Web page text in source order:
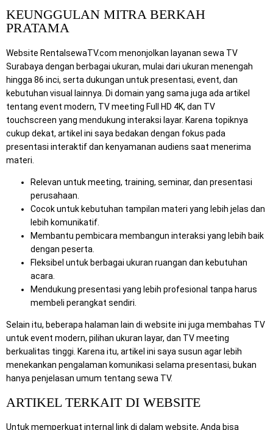
KEUNGGULAN MITRA BERKAH
PRATAMA
Website RentalsewaTV.com menonjolkan layanan sewa TV
Surabaya dengan berbagai ukuran, mulai dari ukuran menengah
hingga 86 inci, serta dukungan untuk presentasi, event, dan
kebutuhan visual lainnya. Di domain yang sama juga ada artikel
tentang event modern, TV meeting Full HD 4K, dan TV
touchscreen yang mendukung interaksi layar. Karena topiknya
cukup dekat, artikel ini saya bedakan dengan fokus pada
presentasi interaktif dan kenyamanan audiens saat menerima
materi.
Relevan untuk meeting, training, seminar, dan presentasi
perusahaan.
Cocok untuk kebutuhan tampilan materi yang lebih jelas dan
lebih komunikatif.
Membantu pembicara membangun interaksi yang lebih baik
dengan peserta.
Fleksibel untuk berbagai ukuran ruangan dan kebutuhan
acara.
Mendukung presentasi yang lebih profesional tanpa harus
membeli perangkat sendiri.
Selain itu, beberapa halaman lain di website ini juga membahas TV
untuk event modern, pilihan ukuran layar, dan TV meeting
berkualitas tinggi. Karena itu, artikel ini saya susun agar lebih
menekankan pengalaman komunikasi selama presentasi, bukan
hanya penjelasan umum tentang sewa TV.
ARTIKEL TERKAIT DI WEBSITE
Untuk memperkuat internal link di dalam website, Anda bisa